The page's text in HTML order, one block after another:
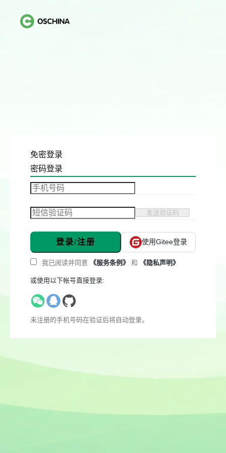
免密登录
密码登录
发送验证码
登录/注册 使用Gitee登录
我已阅读并同意 《服务条例》 和 《隐私声明》
或使用以下帐号直接登录:
未注册的手机号码在验证后将自动登录。